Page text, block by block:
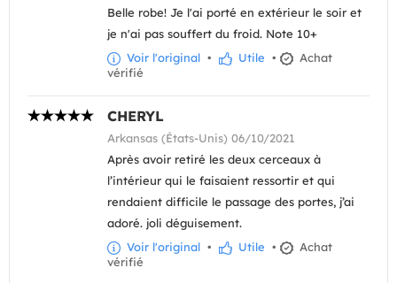
Belle robe! Je l'ai porté en extérieur le soir et
je n'ai pas souffert du froid. Note 10+
Voir l'original • Utile •
Achat
vérifié
CHERYL
Arkansas (États-Unis) 06/10/2021
Après avoir retiré les deux cerceaux à
l’intérieur qui le faisaient ressortir et qui
rendaient difficile le passage des portes, j’ai
adoré. joli déguisement.
Voir l'original • Utile •
Achat
vérifié